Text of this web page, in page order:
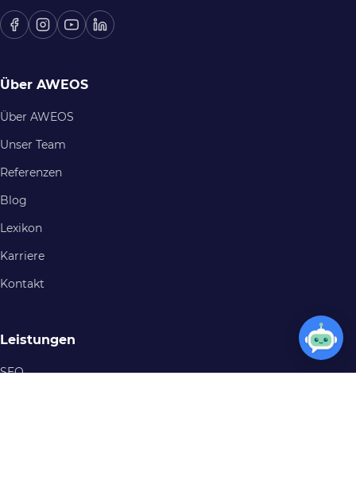
Über AWEOS
Über AWEOS
Unser Team
Referenzen
Blog
Lexikon
Karriere
Kontakt
Leistungen
SEO